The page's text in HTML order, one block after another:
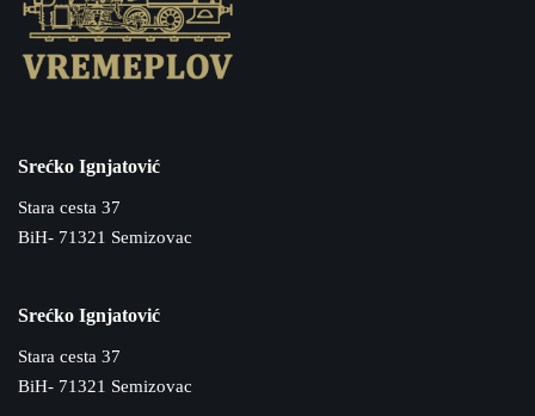
Srećko Ignjatović
Stara cesta 37
BiH- 71321 Semizovac
Srećko Ignjatović
Stara cesta 37
BiH- 71321 Semizovac